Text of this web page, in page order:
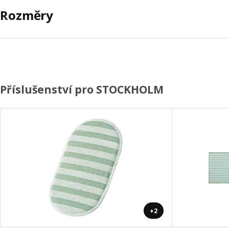
Rozměry
Příslušenství pro STOCKHOLM
+2